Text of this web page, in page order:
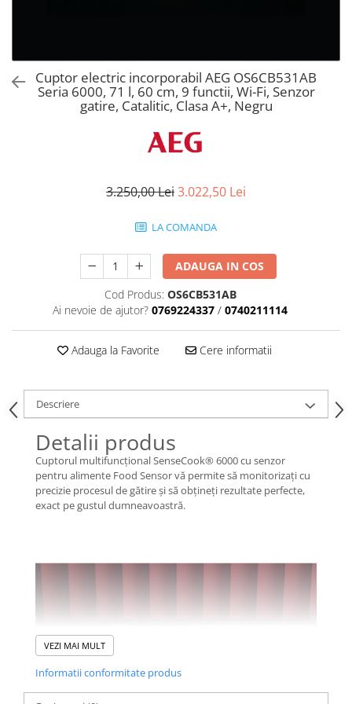
Ingrijirea rufelor si a vaselor
Masini de spalat vase
Masini de spalat rufe
Masini de spalat rufe cu uscator
Cuptor electric incorporabil AEG OS6CB531AB
Seria 6000, 71 l, 60 cm, 9 functii, Wi-Fi, Senzor
gatire, Catalitic, Clasa A+, Negru
3.250,00 Lei3.022,50 Lei
LA COMANDA
ADAUGA IN COS
Cod Produs: OS6CB531AB
Ai nevoie de ajutor? 0769224337 / 0740211114
Adauga la Favorite Cere informatii
Descriere
Detalii produs
Cuptorul multifuncțional SenseCook® 6000 cu senzor
pentru alimente Food Sensor vă permite să monitorizați cu
precizie procesul de gătire și să obțineți rezultate perfecte,
exact pe gustul dumneavoastră.
VEZI MAI MULT
Informatii conformitate produs